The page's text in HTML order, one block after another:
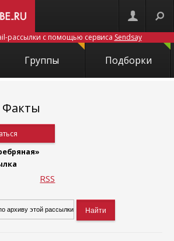
рассылки с помощью сервиса Sendsay
Группы Подборки
RSS